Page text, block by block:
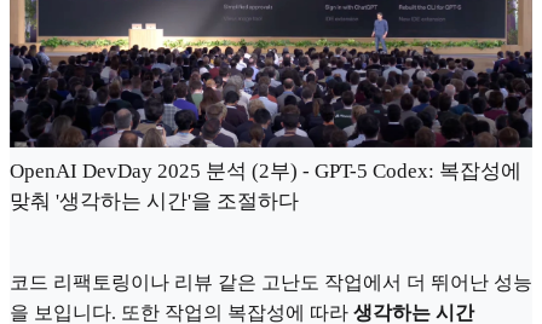
OpenAI DevDay 2025 분석 (2부) - GPT-5 Codex: 복잡성에
맞춰 '생각하는 시간'을 조절하다
코드 리팩토링이나 리뷰 같은 고난도 작업에서 더 뛰어난 성능
을 보입니다. 또한 작업의 복잡성에 따라 생각하는 시간